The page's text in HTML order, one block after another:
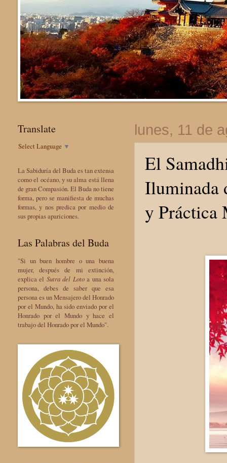
lunes, 11 de
El
Iluminada
y Práctica
Translate
Select Language ▼
La Sabiduría del Buda es tan extensa
como el océano, y su alma está llena
de gran Compasión. El Buda no tiene
forma, pero se manifiesta de muchas
formas, y nos predica por medio de
sus propias apariciones.
Las Palabras del Buda
"Si un buen hombre o una buena
mujer, después de mi extinción,
explica el Sutra del Lotoa una sola
persona, debes de saber que esa
persona es un Mensajero del Honrado
por el Mundo, ha sido enviado por el
Honrado por el Mundo y hace el
trabajo del Honrado por el Mundo".